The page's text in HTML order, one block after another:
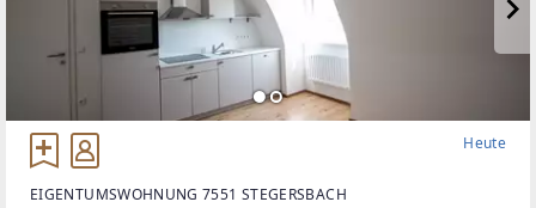
Heute
EIGENTUMSWOHNUNG 7551 STEGERSBACH